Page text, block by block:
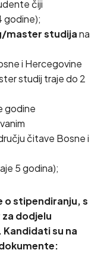
čiji
godine);
master studijana
i Hercegovine
studij traje do 2
godine
čitave Bosne i
5 godina);
o stipendiranju, s
dodjelu
su na